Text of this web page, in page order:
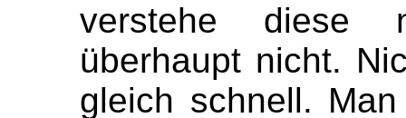
verstehe diese
überhaupt nicht.
gleich schnell.